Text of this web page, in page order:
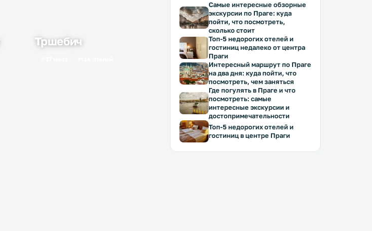
Тршебич
Самые интересные обзорные
экскурсии по Праге: куда
пойти, что посмотреть,
сколько стоит
Топ-5 недорогих отелей и
гостиниц недалеко от центра
Праги
Интересный маршрут по Праге
на два дня: куда пойти, что
посмотреть, чем заняться
Где погулять в Праге и что
посмотреть: самые
интересные экскурсии и
достопримечательности
Топ-5 недорогих отелей и
гостиниц в центре Праги